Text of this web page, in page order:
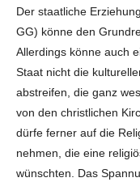
Der staatliche
GG) könne den
Allerdings könne auch
Staat nicht die
abstreifen, die ganz
von den christlichen
dürfe ferner auf die
nehmen, die eine
wünschten. Das